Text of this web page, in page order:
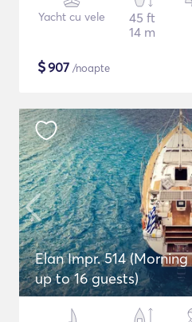
Yacht cu vele
45 ft
14 m
$907 /noapte
Elan Impr. 514
up to 16 guests)